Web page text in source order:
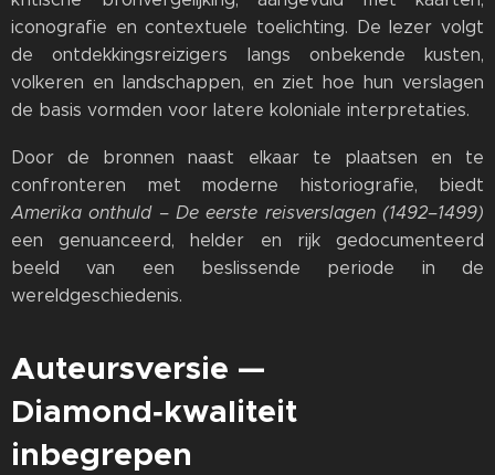
iconografie en contextuele toelichting. De lezer volgt
de ontdekkingsreizigers langs onbekende kusten,
volkeren en landschappen, en ziet hoe hun verslagen
de basis vormden voor latere koloniale interpretaties.
Door de bronnen naast elkaar te plaatsen en te
confronteren met moderne historiografie, biedt
Amerika onthuld – De eerste reisverslagen (1492–1499)
een genuanceerd, helder en rijk gedocumenteerd
beeld van een beslissende periode in de
wereldgeschiedenis.
Auteursversie —
Diamond‑kwaliteit
inbegrepen